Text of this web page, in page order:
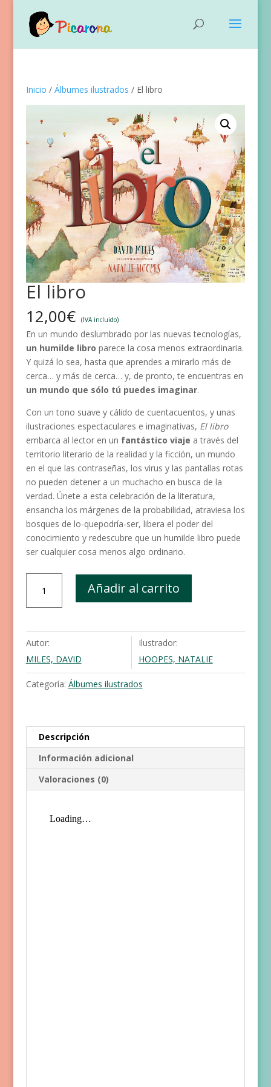
Inicio / Álbumes ilustrados / El libro
El libro
12,00€ (IVA incluido)
En un mundo deslumbrado por las nuevas tecnologías,
un humilde libro parece la cosa menos extraordinaria.
Y quizá lo sea, hasta que aprendes a mirarlo más de
cerca… y más de cerca… y, de pronto, te encuentras en
un mundo que sólo tú puedes imaginar.
Con un tono suave y cálido de cuentacuentos, y unas
ilustraciones espectaculares e imaginativas, El libro
embarca al lector en un fantástico viaje a través del
territorio literario de la realidad y la ficción, un mundo
en el que las contraseñas, los virus y las pantallas rotas
no pueden detener a un muchacho en busca de la
verdad. Únete a esta celebración de la literatura,
ensancha los márgenes de la probabilidad, atraviesa los
bosques de lo-quepodría-ser, libera el poder del
conocimiento y redescubre que un humilde libro puede
ser cualquier cosa menos algo ordinario.
cantidad
Añadir al carrito
Autor:
MILES, DAVID
Ilustrador:
HOOPES, NATALIE
Categoría: Álbumes ilustrados
Descripción
Información adicional
Valoraciones (0)